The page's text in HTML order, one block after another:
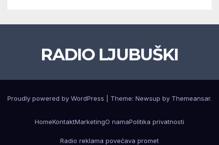
RADIO LJUBUŠKI
Proudly powered by WordPress Theme: Newsup by Themeansar.
HomeKontaktMarketingO namaPolitika privatnosti
Radio reklama povećava promet